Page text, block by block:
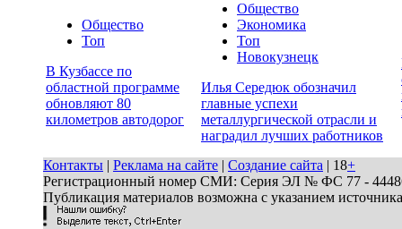
Общество
Топ
В Кузбассе по
областной программе
обновляют 80
километров автодорог
Общество
Экономика
Топ
Новокузнецк
Илья Середюк обозначил
главные успехи
металлургической отрасли и
наградил лучших работников
Контакты | Реклама на сайте | Создание сайта | 18+
Регистрационный номер СМИ: Серия ЭЛ № ФС 77 - 44486
Публикация материалов возможна с указанием